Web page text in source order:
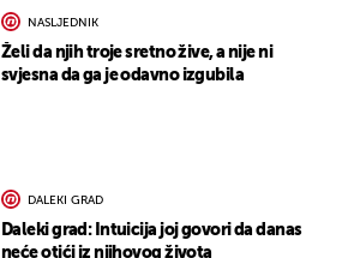
NASLJEDNIK
Želi da njih troje sretno žive, a nije ni
svjesna da ga je odavno izgubila
DALEKI GRAD
Daleki grad: Intuicija joj govori da danas
neće otići iz njihovog života